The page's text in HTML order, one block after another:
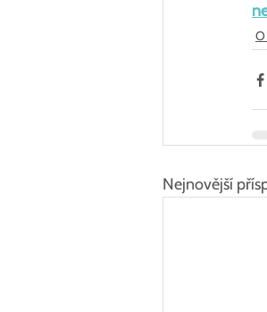
Nejnovější